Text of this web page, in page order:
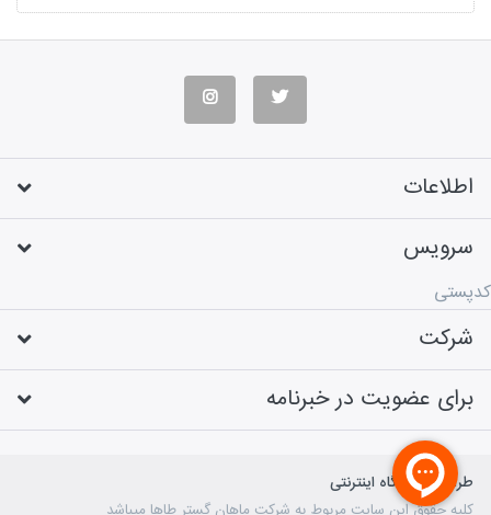
اطلاعات
سرویس
کدپستی
شرکت
برای عضویت در خبرنامه
طراحی فروشگاه اینترنتی
کلیه حقوق این سایت مربوط به شرکت ماهان گستر طاها میباشد